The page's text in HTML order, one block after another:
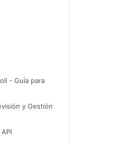
- Guía para
y Gestión